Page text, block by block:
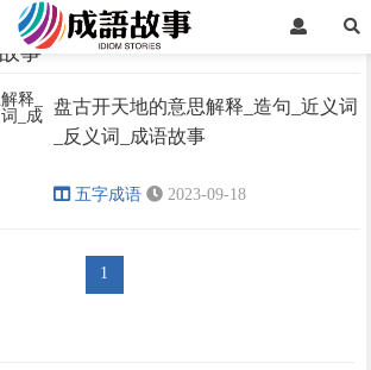
地成语故事
事
盘古开天地的意思解释_造句_近义词
_反义词_成语故事
五字成语 2023-09-18
1